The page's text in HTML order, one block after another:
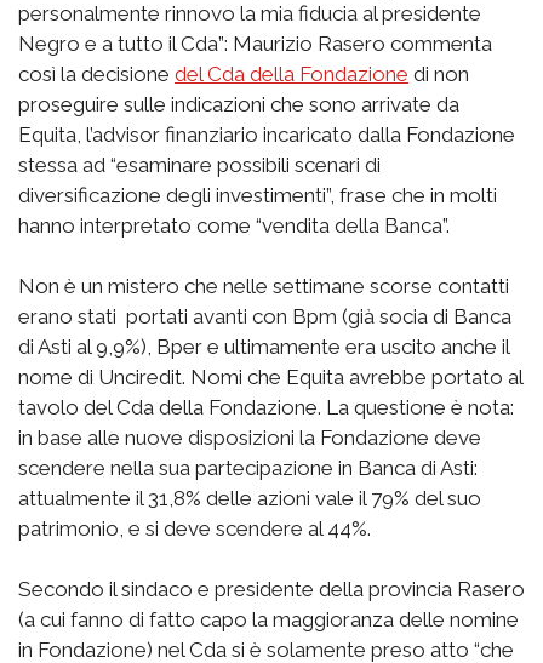
personalmente rinnovo la mia fiducia al presidente
Negro e a tutto il Cda”: Maurizio Rasero commenta
così la decisione del Cda della Fondazione di non
proseguire sulle indicazioni che sono arrivate da
Equita, l’advisor finanziario incaricato dalla Fondazione
stessa ad “esaminare possibili scenari di
diversificazione degli investimenti”, frase che in molti
hanno interpretato come “vendita della Banca”.
Non è un mistero che nelle settimane scorse contatti
erano stati portati avanti con Bpm (già socia di Banca
di Asti al 9,9%), Bper e ultimamente era uscito anche il
nome di Unciredit. Nomi che Equita avrebbe portato al
tavolo del Cda della Fondazione. La questione è nota:
in base alle nuove disposizioni la Fondazione deve
scendere nella sua partecipazione in Banca di Asti:
attualmente il 31,8% delle azioni vale il 79% del suo
patrimonio, e si deve scendere al 44%.
Secondo il sindaco e presidente della provincia Rasero
(a cui fanno di fatto capo la maggioranza delle nomine
in Fondazione) nel Cda si è solamente preso atto “che